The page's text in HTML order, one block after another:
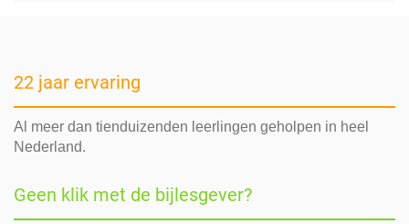
22 jaar ervaring
Al meer dan tienduizenden leerlingen geholpen in heel
Nederland.
Geen klik met de bijlesgever?